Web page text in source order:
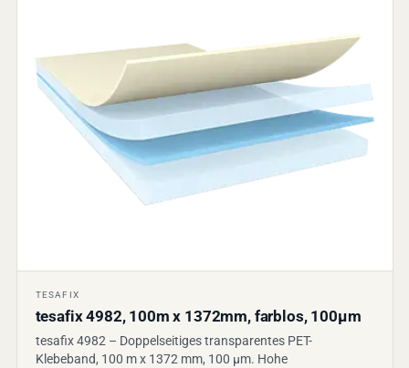
TESAFIX
tesafix 4982, 100m x 1372mm, farblos, 100µm
tesafix 4982 – Doppelseitiges transparentes PET-
Klebeband, 100 m x 1372 mm, 100 µm. Hohe